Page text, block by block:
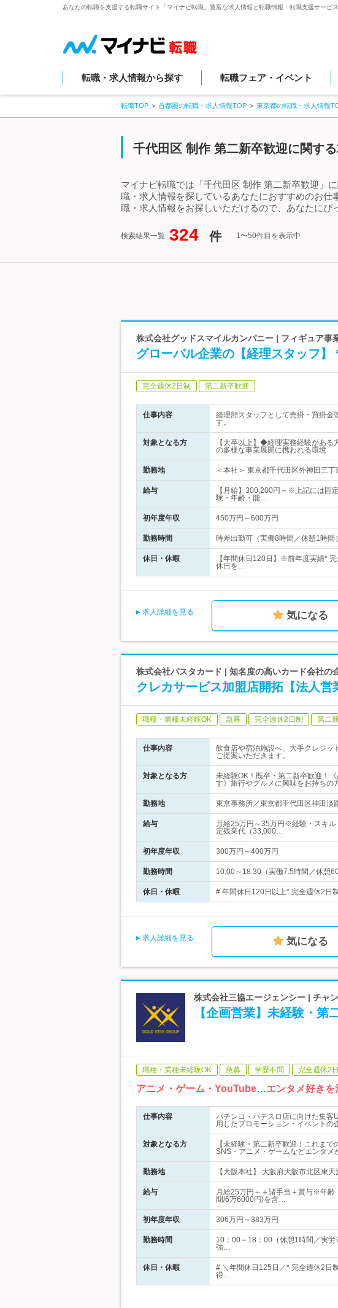
あなたの転職を支援する転職サイト「マイナビ転職」豊富な求人情報と転職情報・転職支援サービ
転職・求人情報から探す 転職フェア・イベント
転職TOP 首都圏の転職・求人情報TOP 東京都の転職・求人情報
千代田区 制作 第二新卒歓迎に関す
マイナビ転職では「千代田区 制作 第二新卒歓迎」
職・求人情報を探しているあなたにおすすめのお
職・求人情報をお探しいただけるので、あなたにぴ
検索結果一覧 324 件 1〜50件目を表示中
株式会社グッドスマイルカンパニー | フィギュア事
グローバル企業の【経理スタッフ
完全週休2日制 第二新卒歓迎
仕事内容
経理部スタッフとして売掛・買掛金
す。
対象となる方
【大卒以上】◆経理実務経験があ
の多様な事業展開に携われる環境
勤務地 ＜本社＞ 東京都千代田区外神田三
給与
【月給】300,200円～※上記には
験・年齢・能…
初年度年収 450万円～600万円
勤務時間 時差出勤可（実働8時間／休憩1時
休日・休暇
【年間休日120日】※前年度実績*
休日を…
求人詳細を見る 気になる
株式会社パスタカード | 知名度の高いカード会社の
クレカサービス加盟店開拓【法人営
職種・業種未経験OK 急募 完全週休2日制 第二
仕事内容
飲食店や宿泊施設へ、大手クレジッ
ご提案いただきます。
対象となる方
未経験OK！既卒・第二新卒歓迎！
す》旅行やグルメに興味をお持ちの
勤務地 東京事務所／東京都千代田区神田
給与
月給25万円～35万円※経験・スキ
定残業代（33,000…
初年度年収 300万円～400万円
勤務時間 10:00～18:30（実働7.5時間／休憩
休日・休暇 # 年間休日120日以上* 完全週休2日
求人詳細を見る 気になる
株式会社三協エージェンシー | チャ
【企画営業】未経験・
職種・業種未経験OK 急募 学歴不問 完全週休2
アニメ・ゲーム・YouTube…エンタメ好きを
仕事内容
パチンコ・パチスロ店に向けた集客
用したプロモーション・イベントの
対象となる方
【未経験・第二新卒歓迎！これま
SNS・アニメ・ゲームなどエンタメ
勤務地 【大阪本社】 大阪府大阪市北区東
給与
月給25万円～＋諸手当＋賞与※年
間/6万6000円)を含…
初年度年収 306万円～383万円
勤務時間
10：00～18：00（休憩1時間／実
強…
休日・休暇
# ＼年間休日125日／* 完全週休2日
得…